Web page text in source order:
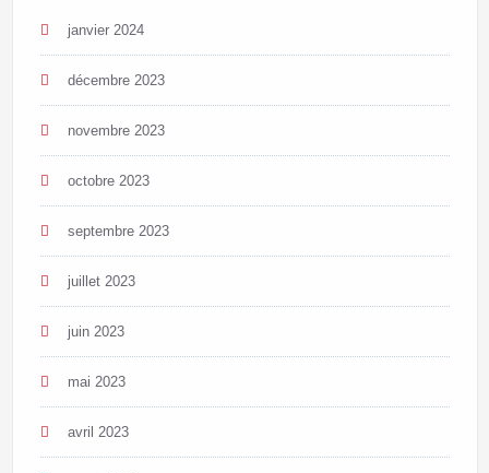
janvier 2024
décembre 2023
novembre 2023
octobre 2023
septembre 2023
juillet 2023
juin 2023
mai 2023
avril 2023